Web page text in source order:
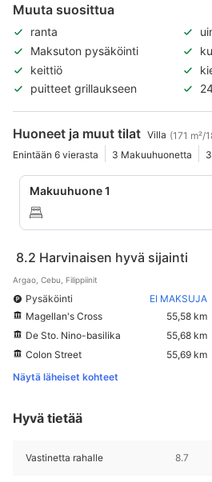
Muuta suosittua
ranta
Maksuton pysäköinti
keittiö
puitteet grillaukseen
Huoneet ja muut tilat Villa (171 m²/
Enintään 6 vierasta
3 Makuuhuonetta
Makuuhuone 1
8.2 Harvinaisen hyvä sijainti
Argao, Cebu, Filippiinit
Pysäköinti
EI MAKSUJA
Magellan's Cross
55,58 km
De Sto. Nino-basilika
55,68 km
Colon Street
55,69 km
Näytä läheiset kohteet
Hyvä tietää
Vastinetta rahalle 8.7